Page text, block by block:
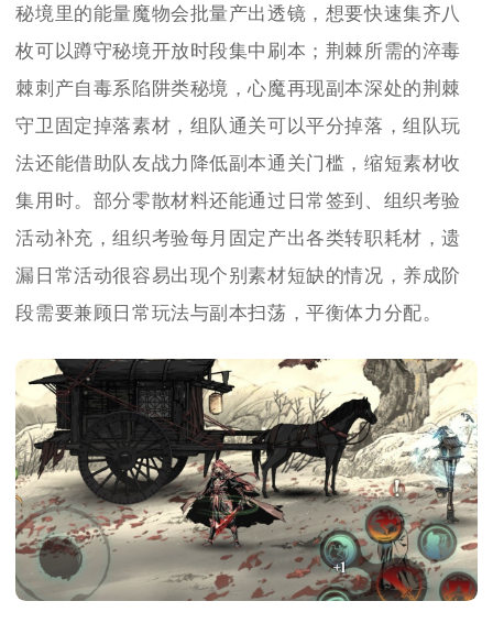
秘境里的能量魔物会批量产出透镜，想要快速集齐八
枚可以蹲守秘境开放时段集中刷本；荆棘所需的淬毒
棘刺产自毒系陷阱类秘境，心魔再现副本深处的荆棘
守卫固定掉落素材，组队通关可以平分掉落，组队玩
法还能借助队友战力降低副本通关门槛，缩短素材收
集用时。部分零散材料还能通过日常签到、组织考验
活动补充，组织考验每月固定产出各类转职耗材，遗
漏日常活动很容易出现个别素材短缺的情况，养成阶
段需要兼顾日常玩法与副本扫荡，平衡体力分配。